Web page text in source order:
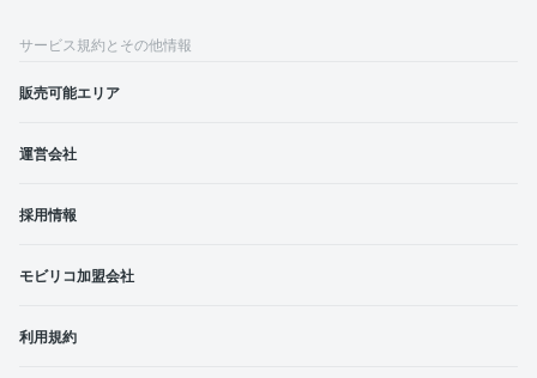
サービス規約とその他情報
販売可能エリア
運営会社
採用情報
モビリコ加盟会社
利用規約